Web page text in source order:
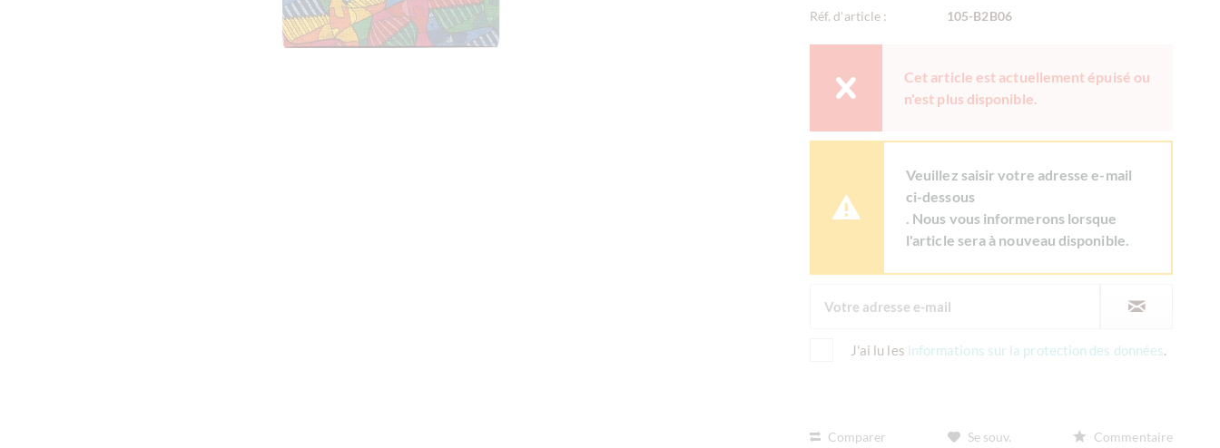
Réf. d'article :
105-B2B06
Cet article est actuellement épuisé ou
n'est plus disponible.
Veuillez saisir votre adresse e-mail
ci-dessous
. Nous vous informerons lorsque
l'article sera à nouveau disponible.
J'ai lu les informations sur la protection des données.
Comparer Se souv. Commentaire